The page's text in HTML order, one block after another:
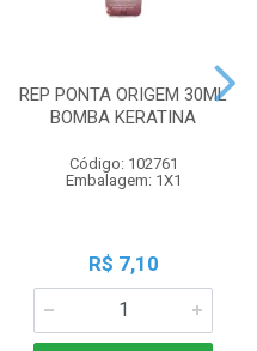
REP PONTA ORIGEM 30ML
BOMBA KERATINA
Código: 102761
Embalagem: 1X1
R$ 7,10